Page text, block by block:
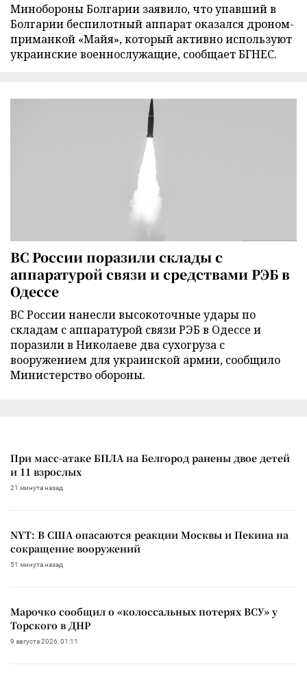
Минобороны Болгарии заявило, что упавший в
Болгарии беспилотный аппарат оказался дроном-
приманкой «Майя», который активно используют
украинские военнослужащие, сообщает БГНЕС.
ВС России поразили склады с
аппаратурой связи и средствами РЭБ в
Одессе
ВС России нанесли высокоточные удары по
складам с аппаратурой связи РЭБ в Одессе и
поразили в Николаеве два сухогруза с
вооружением для украинской армии, сообщило
Министерство обороны.
При масс-атаке БПЛА на Белгород ранены двое детей
и 11 взрослых
21 минута назад
NYT: В США опасаются реакции Москвы и Пекина на
сокращение вооружений
51 минута назад
Марочко сообщил о «колоссальных потерях ВСУ» у
Торского в ДНР
9 августа 2026, 01:11